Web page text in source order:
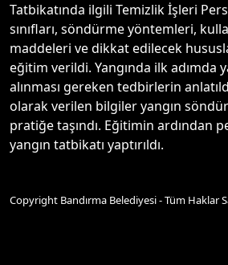
Tatbikatında ilgili Temizlik İşleri
sınıfları, söndürme yöntemleri,
maddeleri ve dikkat edilecek
eğitim verildi. Yangında ilk adımda
alınması gereken tedbirlerin
olarak verilen bilgiler yangın
pratiğe taşındı. Eğitimin ardından
yangın tatbikatı yaptırıldı.
Copyright Bandırma Belediyesi - Tüm Haklar